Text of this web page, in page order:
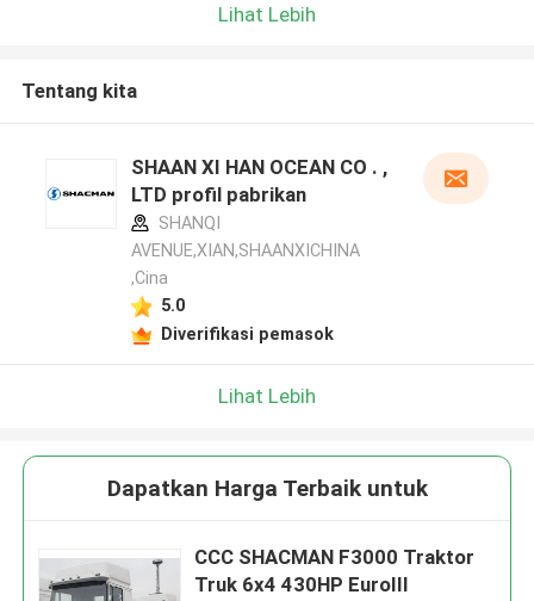
Lihat Lebih
Tentang kita
SHAAN XI HAN OCEAN CO . ,
LTD profil pabrikan
SHANQI
AVENUE,XIAN,SHAANXICHINA
,Cina
5.0
Diverifikasi pemasok
Lihat Lebih
Dapatkan Harga Terbaik untuk
CCC SHACMAN F3000 Traktor
Truk 6x4 430HP EuroIII